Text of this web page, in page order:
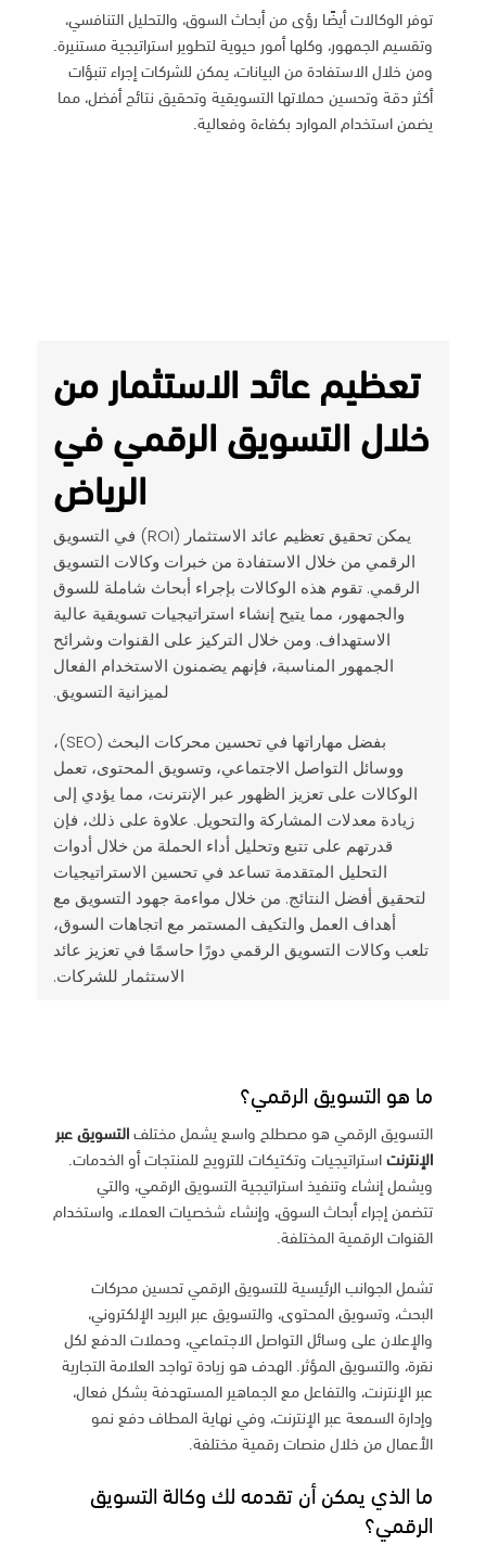
توفر الوكالات أيضًا رؤى من أبحاث السوق، والتحليل التنافسي،
وتقسيم الجمهور، وكلها أمور حيوية لتطوير استراتيجية مستنيرة.
ومن خلال الاستفادة من البيانات، يمكن للشركات إجراء تنبؤات
أكثر دقة وتحسين حملاتها التسويقية وتحقيق نتائج أفضل، مما
يضمن استخدام الموارد بكفاءة وفعالية.
تعظيم عائد الاستثمار من
خلال التسويق الرقمي في
الرياض
يمكن تحقيق تعظيم عائد الاستثمار (ROI) في التسويق
الرقمي من خلال الاستفادة من خبرات وكالات التسويق
الرقمي. تقوم هذه الوكالات بإجراء أبحاث شاملة للسوق
والجمهور، مما يتيح إنشاء استراتيجيات تسويقية عالية
الاستهداف. ومن خلال التركيز على القنوات وشرائح
الجمهور المناسبة، فإنهم يضمنون الاستخدام الفعال
لميزانية التسويق.
بفضل مهاراتها في تحسين محركات البحث (SEO)،
ووسائل التواصل الاجتماعي، وتسويق المحتوى، تعمل
الوكالات على تعزيز الظهور عبر الإنترنت، مما يؤدي إلى
زيادة معدلات المشاركة والتحويل. علاوة على ذلك، فإن
قدرتهم على تتبع وتحليل أداء الحملة من خلال أدوات
التحليل المتقدمة تساعد في تحسين الاستراتيجيات
لتحقيق أفضل النتائج. من خلال مواءمة جهود التسويق مع
أهداف العمل والتكيف المستمر مع اتجاهات السوق،
تلعب وكالات التسويق الرقمي دورًا حاسمًا في تعزيز عائد
الاستثمار للشركات.
ما هو التسويق الرقمي؟
التسويق الرقمي هو مصطلح واسع يشمل مختلفالتسويق عبر
الإنترنتاستراتيجيات وتكتيكات للترويج للمنتجات أو الخدمات.
ويشمل إنشاء وتنفيذ استراتيجية التسويق الرقمي، والتي
تتضمن إجراء أبحاث السوق، وإنشاء شخصيات العملاء، واستخدام
القنوات الرقمية المختلفة.
تشمل الجوانب الرئيسية للتسويق الرقمي تحسين محركات
البحث، وتسويق المحتوى، والتسويق عبر البريد الإلكتروني،
والإعلان على وسائل التواصل الاجتماعي، وحملات الدفع لكل
نقرة، والتسويق المؤثر. الهدف هو زيادة تواجد العلامة التجارية
عبر الإنترنت، والتفاعل مع الجماهير المستهدفة بشكل فعال،
وإدارة السمعة عبر الإنترنت، وفي نهاية المطاف دفع نمو
الأعمال من خلال منصات رقمية مختلفة.
ما الذي يمكن أن تقدمه لك وكالة التسويق
الرقمي؟